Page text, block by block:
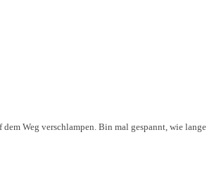
Weg verschlampen. Bin mal gespannt, wie lange